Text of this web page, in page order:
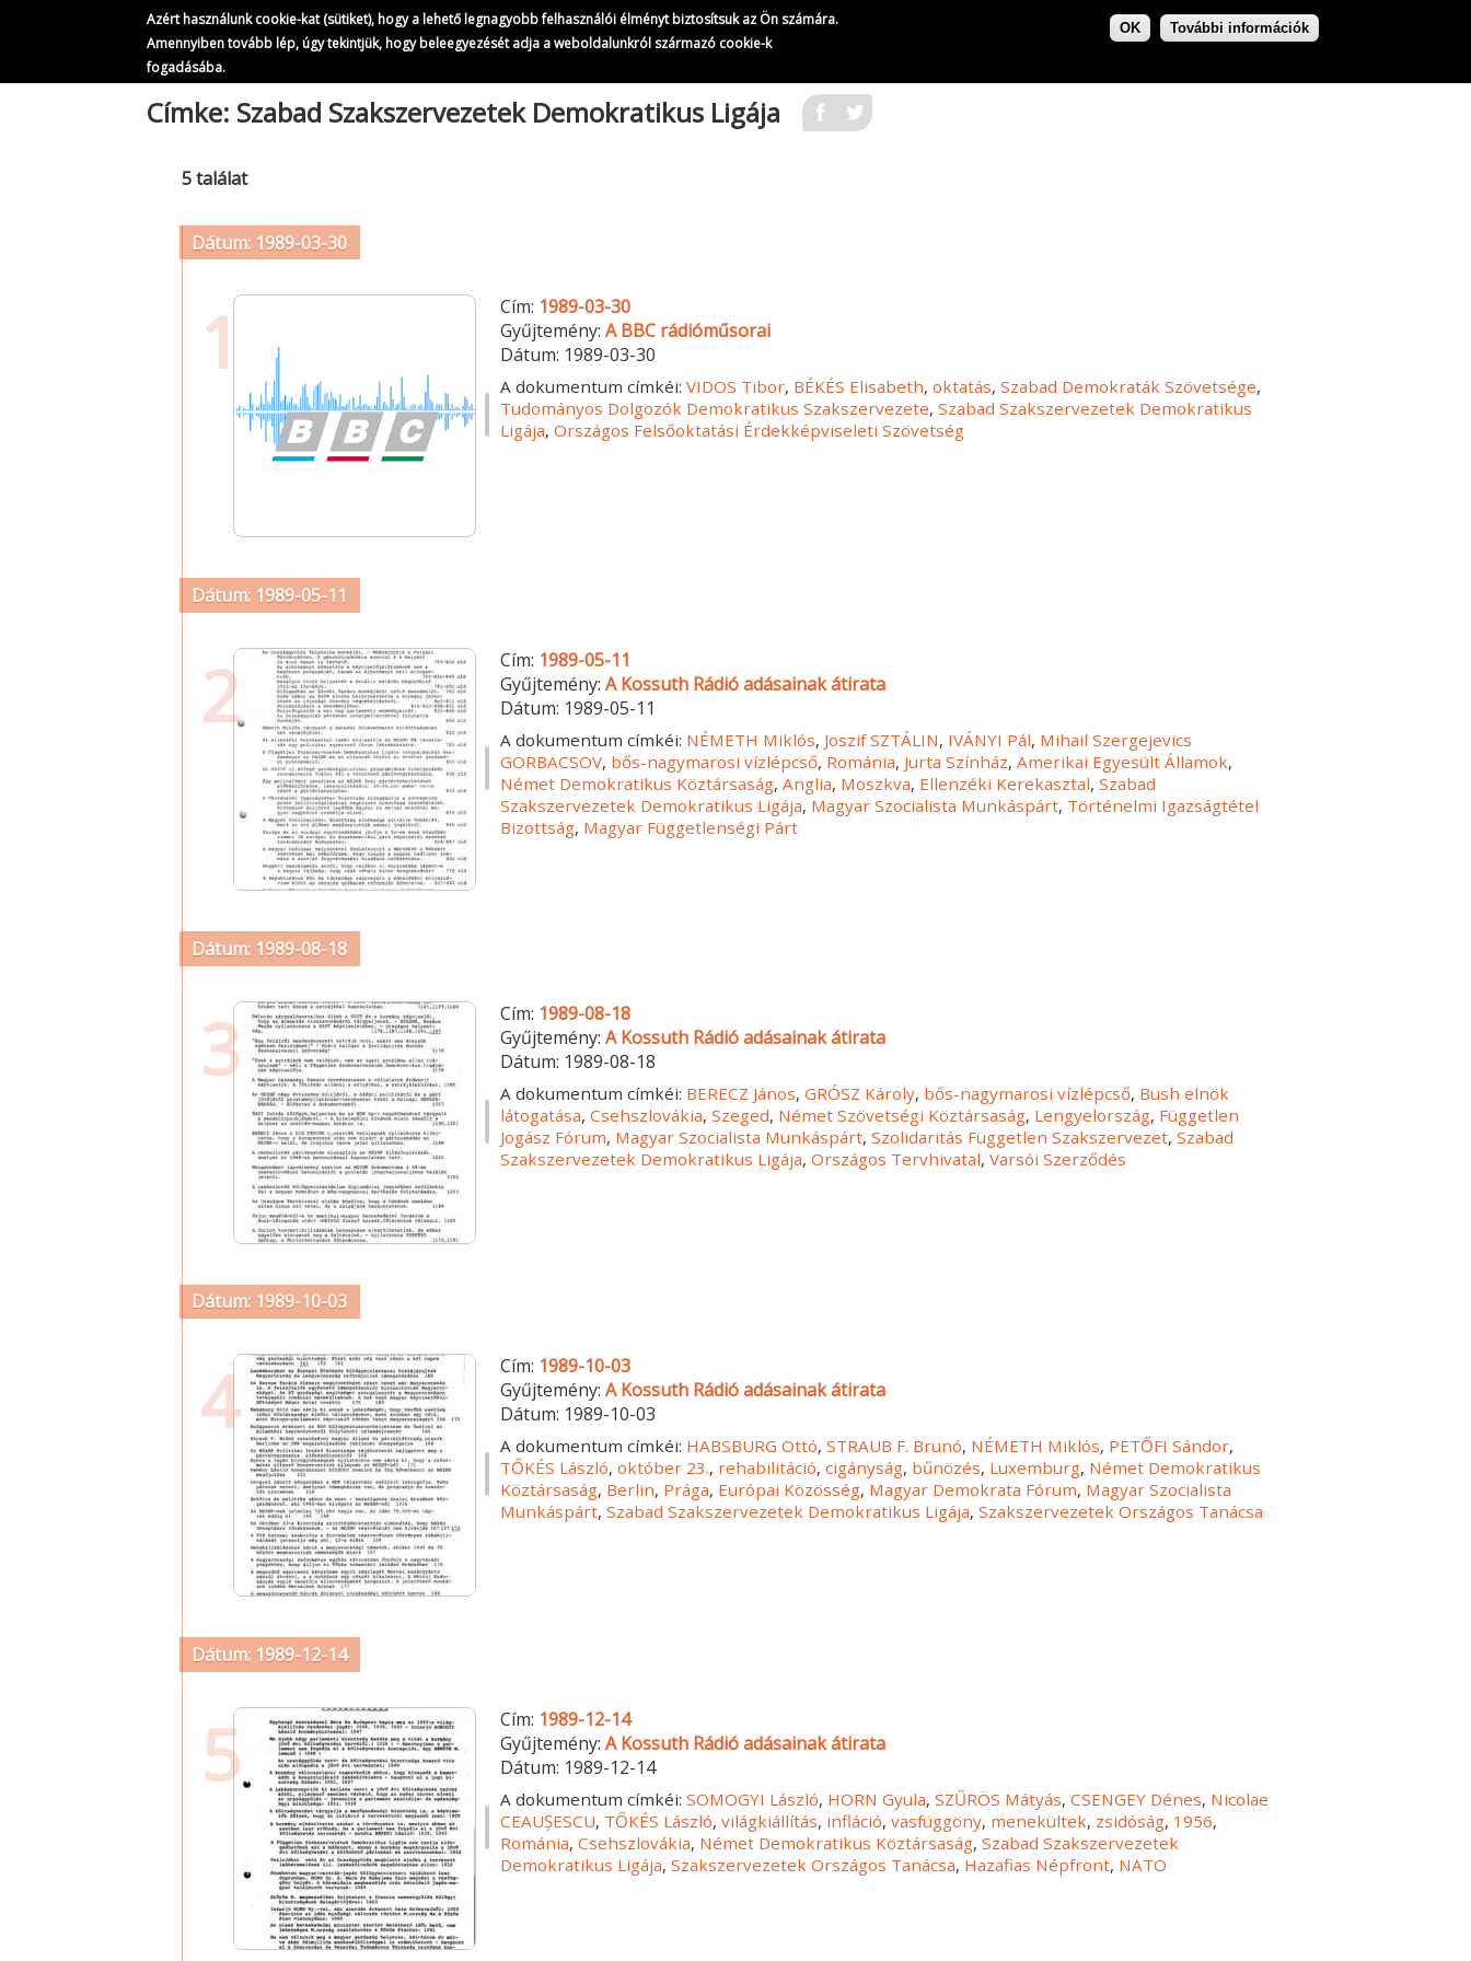
Azért használunk cookie-kat (sütiket), hogy a lehető legnagyobb felhasználói élményt biztosítsuk az Ön számára.
Amennyiben tovább lép, úgy tekintjük, hogy beleegyezését adja a weboldalunkról származó cookie-k
fogadásába.
OK További információk
Címke: Szabad Szakszervezetek Demokratikus Ligája
5 találat
Dátum: 1989-03-30
1 Cím: 1989-03-30
Gyűjtemény:A BBC rádióműsorai
Dátum: 1989-03-30
A dokumentum címkéi:VIDOS Tibor, BÉKÉS Elisabeth,oktatás,Szabad Demokraták Szövetsége,
Tudományos Dolgozók Demokratikus Szakszervezete,Szabad Szakszervezetek Demokratikus
Ligája,Országos Felsőoktatási Érdekképviseleti Szövetség
Dátum: 1989-05-11
2 Cím: 1989-05-11
Gyűjtemény:A Kossuth Rádió adásainak átirata
Dátum: 1989-05-11
A dokumentum címkéi: NÉMETH Miklós, Joszif SZTÁLIN, IVÁNYI Pál, Mihail Szergejevics
GORBACSOV, bős-nagymarosi vízlépcső, Románia, Jurta Színház,Amerikai Egyesült Államok,
Német Demokratikus Köztársaság,Anglia, Moszkva, Ellenzéki Kerekasztal,Szabad
Szakszervezetek Demokratikus Ligája, Magyar Szocialista Munkáspárt, Történelmi Igazságtétel
Bizottság, Magyar Függetlenségi Párt
Dátum: 1989-08-18
3 Cím: 1989-08-18
Gyűjtemény:A Kossuth Rádió adásainak átirata
Dátum: 1989-08-18
A dokumentum címkéi: BERECZ János,GRÓSZ Károly, bős-nagymarosi vízlépcső, Bush elnök
látogatása,Csehszlovákia,Szeged, Német Szövetségi Köztársaság, Lengyelország, Független
Jogász Fórum, Magyar Szocialista Munkáspárt,Szolidaritás Független Szakszervezet,Szabad
Szakszervezetek Demokratikus Ligája,Országos Tervhivatal,Varsói Szerződés
Dátum: 1989-10-03
4 Cím: 1989-10-03
Gyűjtemény:A Kossuth Rádió adásainak átirata
Dátum: 1989-10-03
A dokumentum címkéi: HABSBURG Ottó,STRAUB F. Brunó, NÉMETH Miklós, PETŐFI Sándor,
TŐKÉS László,október 23., rehabilitáció,cigányság, bűnözés, Luxemburg, Német Demokratikus
Köztársaság, Berlin, Prága, Európai Közösség, Magyar Demokrata Fórum, Magyar Szocialista
Munkáspárt,Szabad Szakszervezetek Demokratikus Ligája,Szakszervezetek Országos Tanácsa
Dátum: 1989-12-14
5 Cím: 1989-12-14
Gyűjtemény:A Kossuth Rádió adásainak átirata
Dátum: 1989-12-14
A dokumentum címkéi:SOMOGYI László, HORN Gyula,SZŰRÖS Mátyás,CSENGEY Dénes, Nicolae
CEAUȘESCU, TŐKÉS László,világkiállítás, infláció,vasfüggöny, menekültek, zsidóság, 1956,
Románia,Csehszlovákia, Német Demokratikus Köztársaság,Szabad Szakszervezetek
Demokratikus Ligája,Szakszervezetek Országos Tanácsa, Hazafias Népfront, NATO